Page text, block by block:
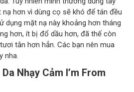
hơn vì dùng cọ sẽ khó để tán đều
dụng mặt nạ này khoảng hơn tháng
hơn, ít bị đổ dầu hơn, đã thế còn
tắn hơn hẳn. Các bạn nên mua
nha.
Nhạy Cảm I’m From